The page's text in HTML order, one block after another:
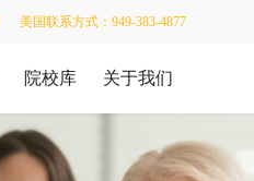
美国联系方式：949-383-4877
院校库 关于我们